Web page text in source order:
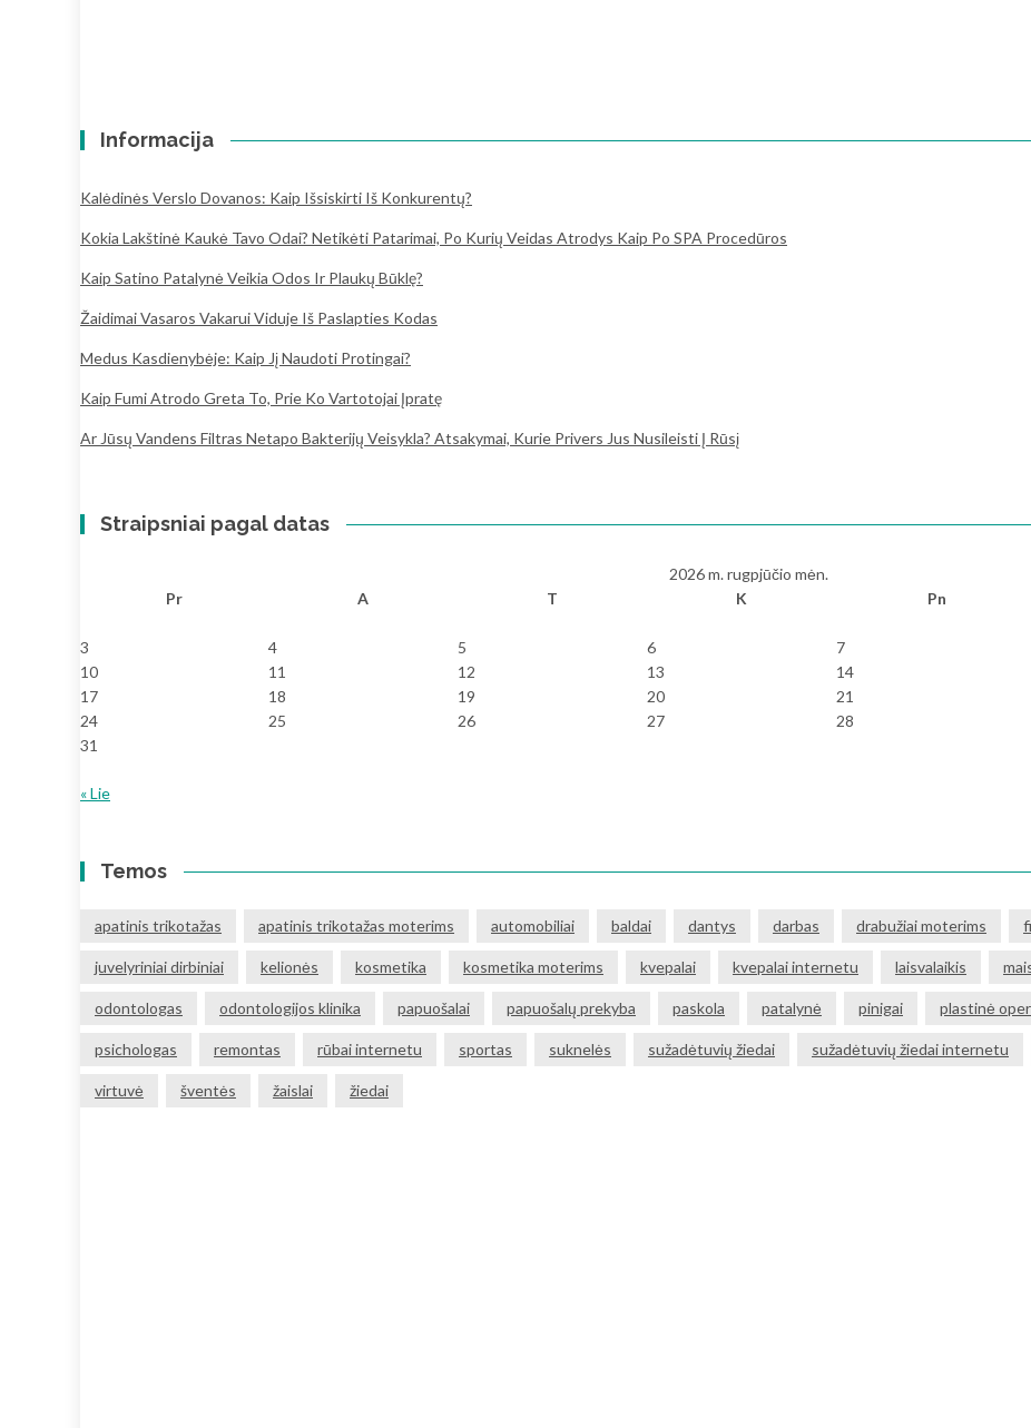
Informacija
Kalėdinės Verslo Dovanos: Kaip Išsiskirti Iš Konkurentų?
Kokia Lakštinė Kaukė Tavo Odai? Netikėti Patarimai, Po Kurių Veidas Atrodys Kaip Po SPA Procedūros
Kaip Satino Patalynė Veikia Odos Ir Plaukų Būklę?
Žaidimai Vasaros Vakarui Viduje Iš Paslapties Kodas
Medus Kasdienybėje: Kaip Jį Naudoti Protingai?
Kaip Fumi Atrodo Greta To, Prie Ko Vartotojai Įpratę
Ar Jūsų Vandens Filtras Netapo Bakterijų Veisykla? Atsakymai, Kurie Privers Jus Nusileisti Į Rūsį
Straipsniai pagal datas
2026 m. rugpjūčio mėn.
Pr
A T K Pn
3
4 5 6 7
10
11 12 13 14
17
18 19 20 21
24
25 26 27 28
31
« Lie
Temos
apatinis trikotažas apatinis trikotažas moterims automobiliai baldai dantys darbas drabužiai moterims
juvelyriniai dirbiniai kelionės kosmetika kosmetika moterims kvepalai kvepalai internetu laisvalaikis
odontologas odontologijos klinika papuošalai papuošalų prekyba paskola patalynė pinigai plastinė
psichologas remontas rūbai internetu sportas suknelės sužadėtuvių žiedai sužadėtuvių žiedai internetu
virtuvė šventės žaislai žiedai